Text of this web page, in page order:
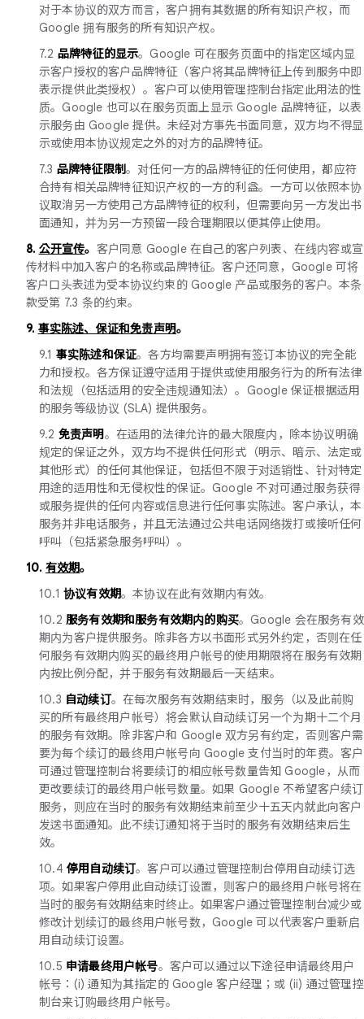
对于本协议的双方而言，客户拥有其数据的所有知识产权，而
Google 拥有服务的所有知识产权。
7.2 品牌特征的显示。Google 可在服务页面中的指定区域内显
示客户授权的客户品牌特征（客户将其品牌特征上传到服务中即
表示提供此类授权）。客户可以使用管理控制台指定此用法的性
质。Google 也可以在服务页面上显示 Google 品牌特征，以表
示服务由 Google 提供。未经对方事先书面同意，双方均不得显
示或使用本协议规定之外的对方的品牌特征。
7.3 品牌特征限制。对任何一方的品牌特征的任何使用，都应符
合持有相关品牌特征知识产权的一方的利益。一方可以依照本协
议取消另一方使用己方品牌特征的权利，但需要向另一方发出书
面通知，并为另一方预留一段合理期限以便其停止使用。
8. 公开宣传。 客户同意 Google 在自己的客户列表、在线内容或宣
传材料中加入客户的名称或品牌特征。客户还同意，Google 可将
客户口头表述为受本协议约束的 Google 产品或服务的客户。本条
款受第 7.3 条的约束。
9. 事实陈述、保证和免责声明。
9.1 事实陈述和保证。各方均需要声明拥有签订本协议的完全能
力和授权。各方保证遵守适用于提供或使用服务行为的所有法律
和法规（包括适用的安全违规通知法）。Google 保证根据适用
的服务等级协议 (SLA) 提供服务。
9.2 免责声明。在适用的法律允许的最大限度内，除本协议明确
规定的保证之外，双方均不提供任何形式（明示、暗示、法定或
其他形式）的任何其他保证，包括但不限于对适销性、针对特定
用途的适用性和无侵权性的保证。Google 不对可通过服务获得
或服务提供的任何内容或信息进行任何事实陈述。客户承认，本
服务并非电话服务，并且无法通过公共电话网络拨打或接听任何
呼叫（包括紧急服务呼叫）。
10. 有效期。
10.1 协议有效期。本协议在此有效期内有效。
10.2 服务有效期和服务有效期内的购买。Google 会在服务有效
期内为客户提供服务。除非各方以书面形式另外约定，否则在任
何服务有效期内购买的最终用户帐号的使用期限将在服务有效期
内按比例分配，并于服务有效期最后一天结束。
10.3 自动续订。在每次服务有效期结束时，服务（以及此前购
买的所有最终用户帐号）将会默认自动续订另一个为期十二个月
的服务有效期。除非客户和 Google 双方另有约定，否则客户需
要为每个续订的最终用户帐号向 Google 支付当时的年费。客户
可通过管理控制台将要续订的相应帐号数量告知 Google，从而
更改要续订的最终用户帐号数量。如果 Google 不希望客户续订
服务，则应在当时的服务有效期结束前至少十五天内就此向客户
发送书面通知。此不续订通知将于当时的服务有效期结束后生
效。
10.4 停用自动续订。客户可以通过管理控制台停用自动续订选
项。如果客户停用此自动续订设置，则客户的最终用户帐号将在
当时的服务有效期结束时终止。如果客户通过管理控制台减少或
修改计划续订的最终用户帐号数，Google 可以代表客户重新启
用自动续订设置。
10.5 申请最终用户帐号。客户可以通过以下途径申请最终用户
帐号：(i) 通知为其指定的 Google 客户经理；或 (ii) 通过管理控
制台来订购最终用户帐号。